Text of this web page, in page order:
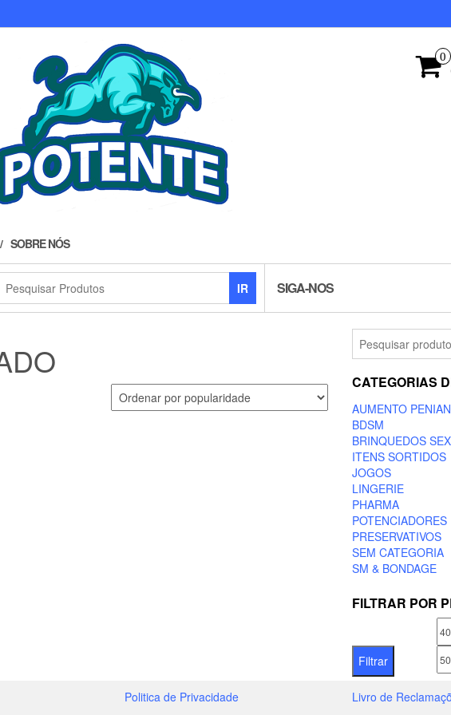
0
SOBRE NÓS
IR SIGA-NOS
Pesquisar
por:
CATEGORIAS
AUMENTO
BDSM
BRINQUEDOS
ITENS SORTIDOS
JOGOS
LINGERIE
PHARMA
POTENCIADORES
PRESERVATIVOS
SEM CATEGORIA
SM & BONDAGE
FILTRAR POR
Filtrar
Politica de Privacidade Livro de